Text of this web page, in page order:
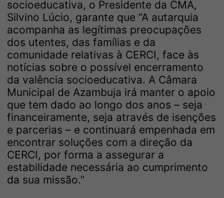
socioeducativa, o Presidente da CMA,
Silvino Lúcio, garante que “A autarquia
acompanha as legítimas preocupações
dos utentes, das famílias e da
comunidade relativas à CERCI, face às
notícias sobre o possível encerramento
da valência socioeducativa. A Câmara
Municipal de Azambuja irá manter o apoio
que tem dado ao longo dos anos – seja
financeiramente, seja através de isenções
e parcerias – e continuará empenhada em
encontrar soluções com a direção da
CERCI, por forma a assegurar a
estabilidade necessária ao cumprimento
da sua missão.”